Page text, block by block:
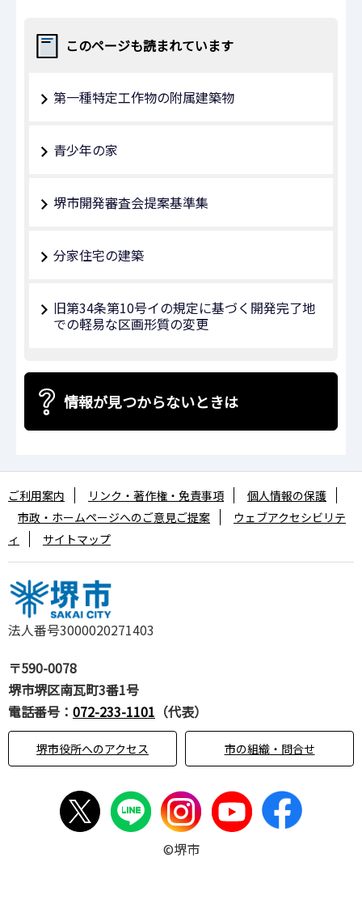
このページも読まれています
第一種特定工作物の附属建築物
青少年の家
堺市開発審査会提案基準集
分家住宅の建築
旧第34条第10号イの規定に基づく開発完了地
での軽易な区画形質の変更
情報が見つからないときは
法人番号3000020271403
〒590-0078
堺市堺区南瓦町3番1号
電話番号： 072-233-1101 （代表）
堺市役所へのアクセス 市の組織・問合せ
ご利用案内 リンク・著作権・免責事項
個人情報の保護
市政・ホームページへのご意見ご提案
ウェブアクセシビリテ
ィ
サイトマップ
©堺市